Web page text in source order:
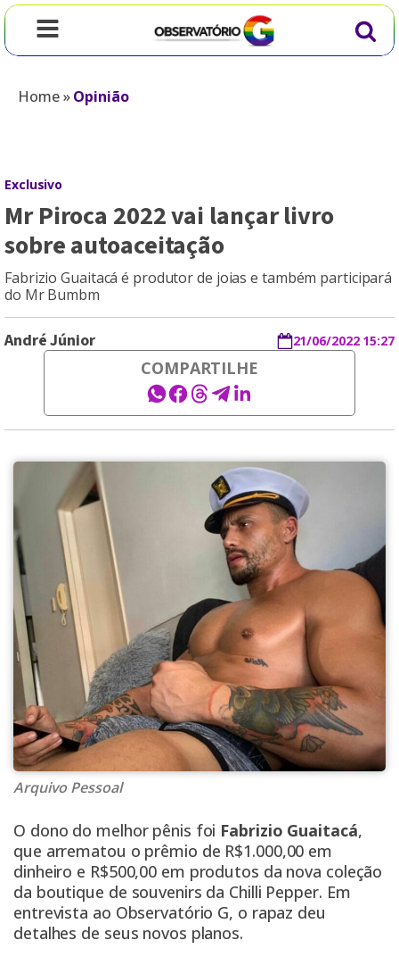
Home»Opinião
Exclusivo
Mr Piroca 2022 vai lançar livro
sobre autoaceitação
Fabrizio Guaitacá é produtor de joias e também participará
do Mr Bumbm
André Júnior 21/06/2022 15:27
COMPARTILHE
Arquivo Pessoal
O dono do melhor pênis foi Fabrizio Guaitacá,
que arrematou o prêmio de R$1.000,00 em
dinheiro e R$500,00 em produtos da nova coleção
da boutique de souvenirs da Chilli Pepper. Em
entrevista ao Observatório G, o rapaz deu
detalhes de seus novos planos.